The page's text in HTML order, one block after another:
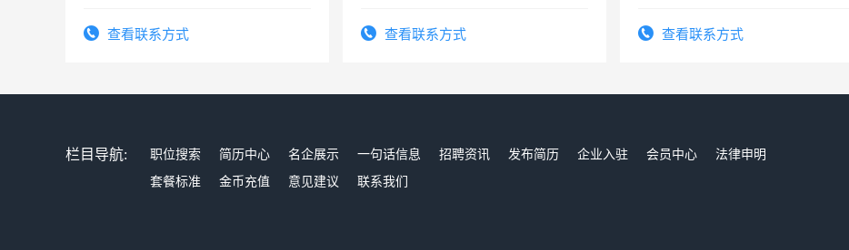
查看联系方式 查看联系方式
勤快的四五十，每天挣零花钱没问题！
查看联系方式
栏目导航: 职位搜索 简历中心 名企展示 一句话信息 招聘资讯 发布简历 企业入驻 会员中心
法律申明
套餐标准
金币充值 意见建议 联系我们